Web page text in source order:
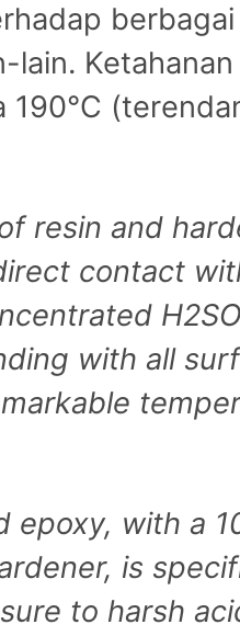
lain.
resin and
contact
with all
epoxy, with a
is
to harsh